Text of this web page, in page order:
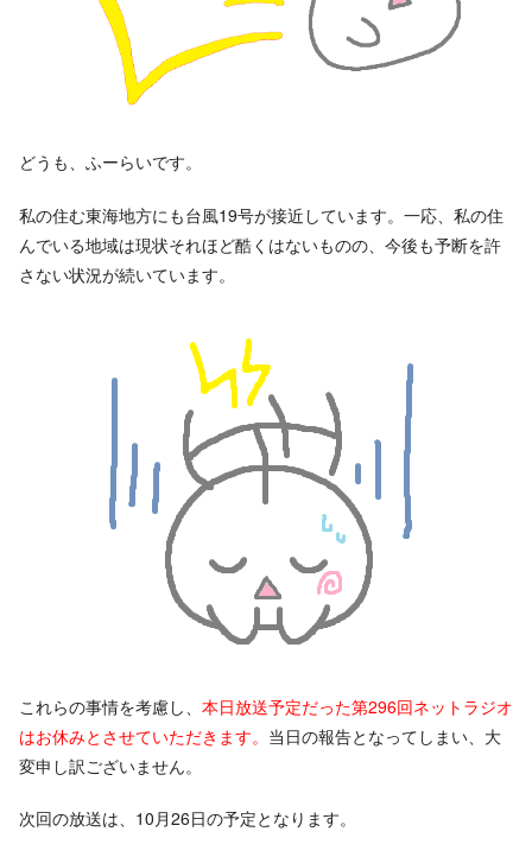
どうも、ふーらいです。
私の住む東海地方にも台風19号が接近しています。一応、私の住
んでいる地域は現状それほど酷くはないものの、今後も予断を許
さない状況が続いています。
これらの事情を考慮し、 本日放送予定だった第296回ネットラジオ
はお休みとさせていただきます。 当日の報告となってしまい、大
変申し訳ございません。
次回の放送は、10月26日の予定となります。